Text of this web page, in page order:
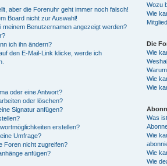
aber die Forenuhr geht immer noch falsch!
Board nicht zur Auswahl!
meinem Benutzernamen angezeigt werden?
ich ihn ändern?
den E-Mail-Link klicke, werde ich
oder eine Antwort?
oder löschen?
Signatur anfügen?
erstellen?
Umfrage?
Foren nicht zugreifen?
anfügen?
Wozu
Wie
Die
Wie
Wie
Wie
Was
Wie
Wie
Wie